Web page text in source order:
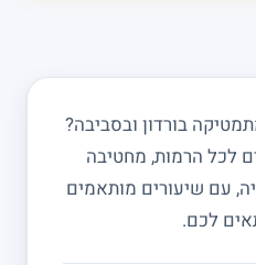
בורדון ובסביבה?
לכל הרמות, מחטיבה
עם שיעורים מותאמים
לכם.